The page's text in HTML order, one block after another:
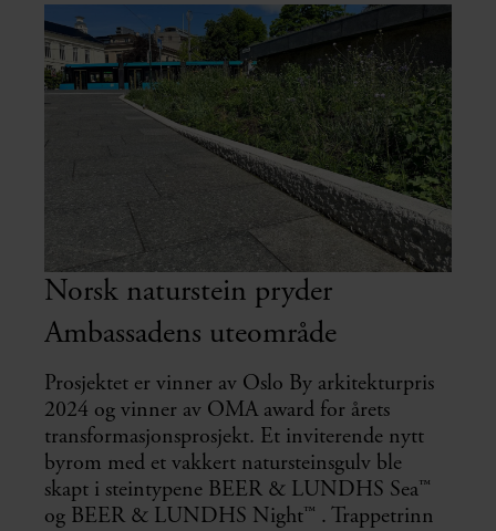
Norsk naturstein pryder
Ambassadens uteområde
Prosjektet er vinner av Oslo By arkitekturpris
2024 og vinner av OMA award for årets
transformasjonsprosjekt. Et inviterende nytt
byrom med et vakkert natursteinsgulv ble
skapt i steintypene BEER & LUNDHS Sea™
og BEER & LUNDHS Night™ . Trappetrinn